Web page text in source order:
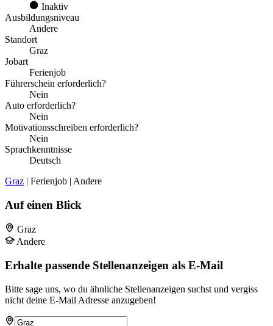
Inaktiv
Ausbildungsniveau
Andere
Standort
Graz
Jobart
Ferienjob
Führerschein erforderlich?
Nein
Auto erforderlich?
Nein
Motivationsschreiben erforderlich?
Nein
Sprachkenntnisse
Deutsch
Graz | Ferienjob | Andere
Auf einen Blick
Graz
Andere
Erhalte passende Stellenanzeigen als E-Mail
Bitte sage uns, wo du ähnliche Stellenanzeigen suchst und vergiss
nicht deine E-Mail Adresse anzugeben!